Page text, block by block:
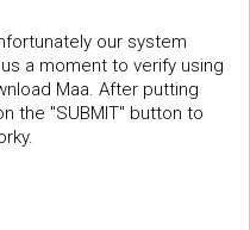
our system
a moment to verify using
Maa. After putting
the "SUBMIT" button to